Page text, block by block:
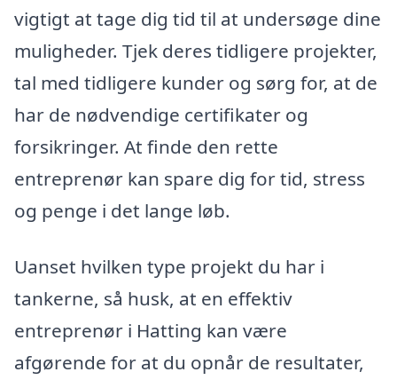
vigtigt at tage dig tid til at undersøge dine
muligheder. Tjek deres tidligere projekter,
tal med tidligere kunder og sørg for, at de
har de nødvendige certifikater og
forsikringer. At finde den rette
entreprenør kan spare dig for tid, stress
og penge i det lange løb.
Uanset hvilken type projekt du har i
tankerne, så husk, at en effektiv
entreprenør i Hatting kan være
afgørende for at du opnår de resultater,